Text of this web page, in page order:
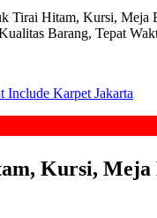
Tirai Hitam, Kursi, Meja
Barang, Tepat
Include Karpet Jakarta
Kursi, Meja